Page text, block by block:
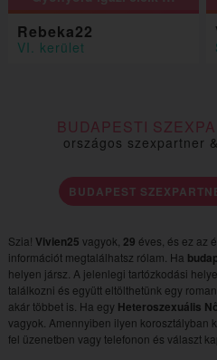
Rebeka22
VI. kerület
BUDAPESTI
országos szexpartner
BUDAPEST
Szia! Vivien25 vagyok, 29 éves, és ez az
információt megtalálhatsz rólam. Ha
helyen jársz. A jelenlegi tartózkodási
találkozni és együtt eltölthetünk egy
akár többet is. Ha egy Heteroszexuális
vagyok. Amennyiben ilyen korosztályban
fel üzenetben vagy telefonon és választ